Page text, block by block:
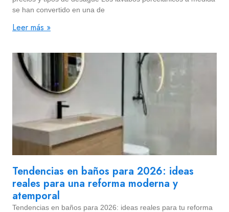
se han convertido en una de
Leer más »
Tendencias en baños para 2026: ideas
reales para una reforma moderna y
atemporal
Tendencias en baños para 2026: ideas reales para tu reforma